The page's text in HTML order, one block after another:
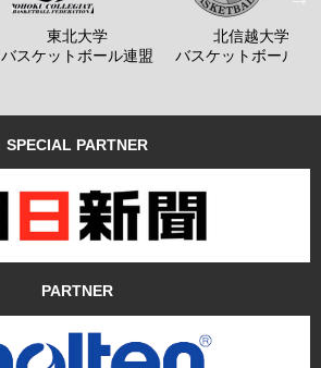
東北大学
バスケットボール連盟
北信越大学
バスケットボール連
SPECIAL PARTNER
PARTNER